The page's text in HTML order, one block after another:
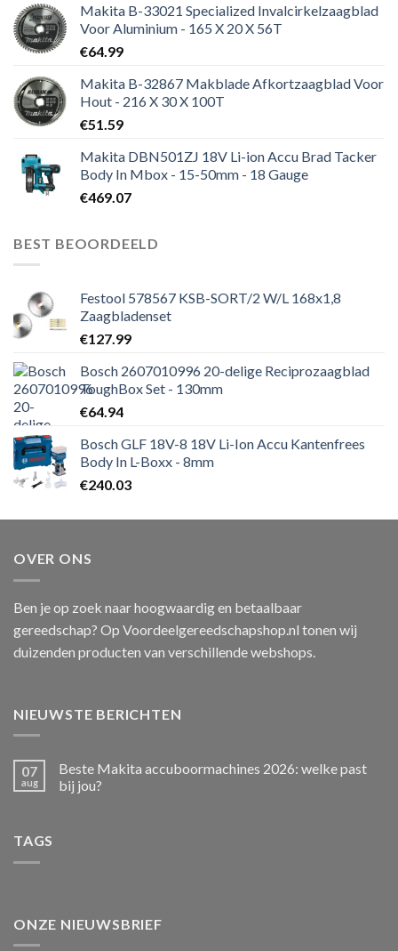
Makita B-33021 Specialized Invalcirkelzaagblad
Voor Aluminium - 165 X 20 X 56T
€64.99
Makita B-32867 Makblade Afkortzaagblad Voor
Hout - 216 X 30 X 100T
€51.59
Makita DBN501ZJ 18V Li-ion Accu Brad Tacker
Body In Mbox - 15-50mm - 18 Gauge
€469.07
BEST BEOORDEELD
Festool 578567 KSB-SORT/2 W/L 168x1,8
Zaagbladenset
€127.99
Bosch 2607010996 20-delige Reciprozaagblad
ToughBox Set - 130mm
€64.94
Bosch GLF 18V-8 18V Li-Ion Accu Kantenfrees
Body In L-Boxx - 8mm
€240.03
OVER ONS
Ben je op zoek naar hoogwaardig en betaalbaar
gereedschap? Op Voordeelgereedschapshop.nl tonen wij
duizenden producten van verschillende webshops.
NIEUWSTE BERICHTEN
07
aug
Beste Makita accuboormachines 2026: welke past
bij jou?
TAGS
ONZE NIEUWSBRIEF